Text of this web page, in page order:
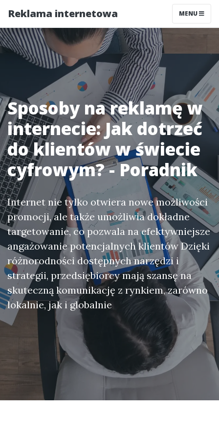
Reklama internetowa MENU
Sposoby na reklamę w
internecie: Jak dotrzeć
do klientów w świecie
cyfrowym? - Poradnik
Internet nie tylko otwiera nowe możliwości
promocji, ale także umożliwia dokładne
targetowanie, co pozwala na efektywniejsze
angażowanie potencjalnych klientów Dzięki
różnorodności dostępnych narzędzi i
strategii, przedsiębiorcy mają szansę na
skuteczną komunikację z rynkiem, zarówno
lokalnie, jak i globalnie